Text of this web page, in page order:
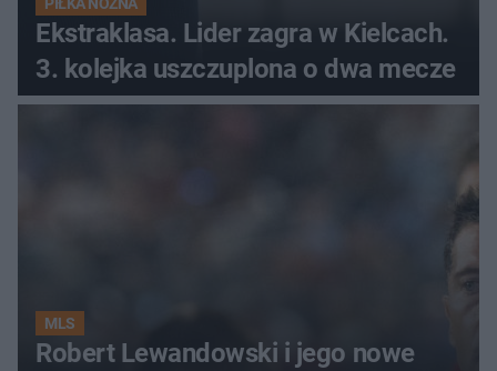
Ekstraklasa. Lider zagra w Kielcach.
3. kolejka uszczuplona o dwa mecze
MLS
Robert Lewandowski i jego nowe